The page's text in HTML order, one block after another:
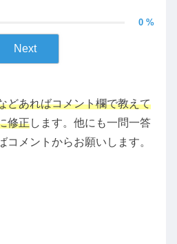
0 %
Next
どあればコメント欄で教えて
修正します。他にも一問一答
コメントからお願いします。